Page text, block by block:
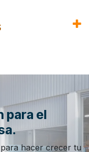
para el
hacer crecer tu